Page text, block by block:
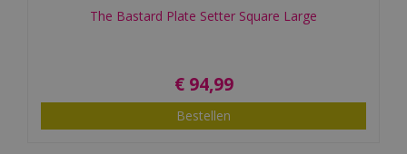
The Bastard Plate Setter Square Large
€ 94,99
Bestellen